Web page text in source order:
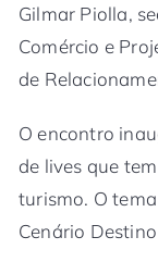
Gilmar Piolla,
Comércio e
de
O encontro
de lives que
turismo. O
Cenário